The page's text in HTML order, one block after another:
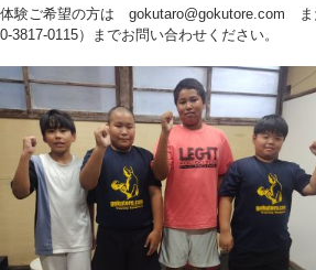
体験ご希望の方は gokutaro@gokutore.com ま
0-3817-0115）までお問い合わせください。